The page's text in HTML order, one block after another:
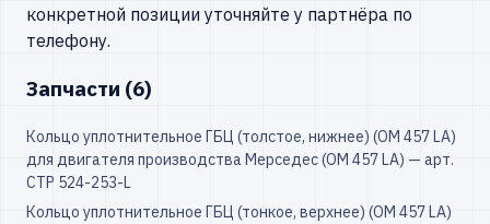
конкретной позиции уточняйте у партнёра по
телефону.
Запчасти (6)
Кольцо уплотнительное ГБЦ (толстое, нижнее) (ОМ 457 LA)
для двигателя производства Мерседес (ОМ 457 LA) — арт.
СТР 524-253-L
Кольцо уплотнительное ГБЦ (тонкое, верхнее) (ОМ 457 LA)